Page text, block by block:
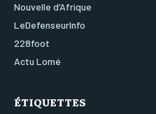
Nouvelle d’Afrique
LeDefenseurInfo
228foot
Actu Lomé
ÉTIQUETTES